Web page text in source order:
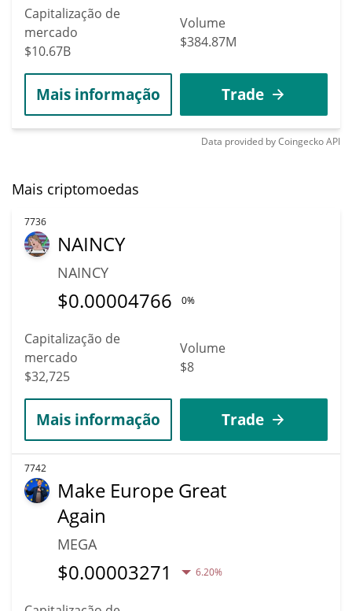
Capitalização de
mercado
$10.67B
Volume
$384.87M
Mais informação Trade
Data provided byCoingeckoAPI
Mais criptomoedas
7736
NAINCY
NAINCY
$0.00004766 0%
Capitalização de
mercado
$32,725
Volume
$8
Mais informação Trade
7742
Make Europe Great
Again
MEGA
$0.00003271 6.20%